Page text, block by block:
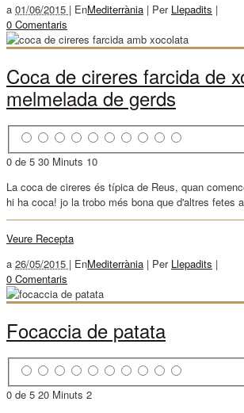
a 01/06/2015 | EnMediterrània | Per Llepadits |
0 Comentaris
Coca de cireres farcida de
melmelada de gerds
0 de 5 30 Minuts 10
La coca de cireres és típica de Reus, quan
hi ha coca! jo la trobo més bona que d'altres fetes
Veure Recepta
a 26/05/2015 | EnMediterrània | Per Llepadits |
0 Comentaris
Focaccia de patata
0 de 5 20 Minuts 2